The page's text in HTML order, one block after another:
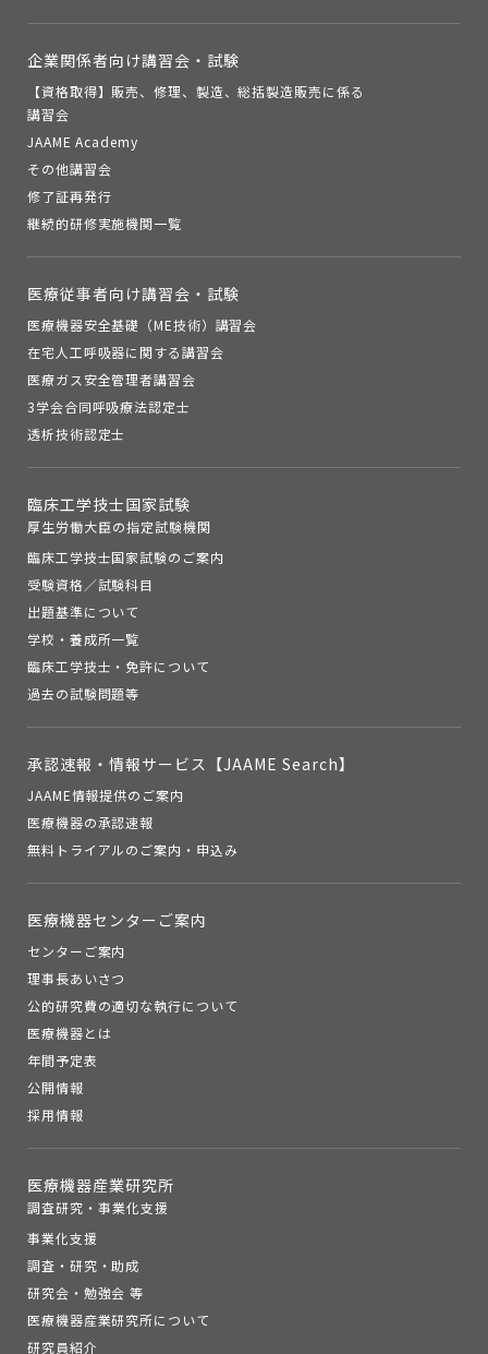
企業関係者向け講習会・試験
【資格取得】販売、修理、製造、総括製造販売に係る
講習会
JAAME Academy
その他講習会
修了証再発行
継続的研修実施機関一覧
医療従事者向け講習会・試験
医療機器安全基礎（ME技術）講習会
在宅人工呼吸器に関する講習会
医療ガス安全管理者講習会
3学会合同呼吸療法認定士
透析技術認定士
臨床工学技士国家試験
厚生労働大臣の指定試験機関
臨床工学技士国家試験のご案内
受験資格／試験科目
出題基準について
学校・養成所一覧
臨床工学技士・免許について
過去の試験問題等
承認速報・ 情報サービス【JAAME Search】
JAAME情報提供のご案内
医療機器の承認速報
無料トライアルのご案内・申込み
医療機器センターご案内
センターご案内
理事長あいさつ
公的研究費の適切な執行について
医療機器とは
年間予定表
公開情報
採用情報
医療機器産業研究所
調査研究・事業化支援
事業化支援
調査・研究・助成
研究会・勉強会 等
医療機器産業研究所について
研究員紹介